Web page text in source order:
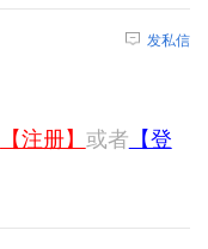
发私信
【注册】 或者 【登